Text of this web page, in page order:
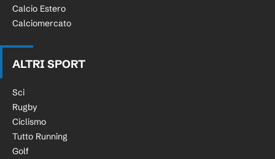
Calcio Estero
Calciomercato
ALTRI SPORT
Sci
Rugby
Ciclismo
Tutto Running
Golf